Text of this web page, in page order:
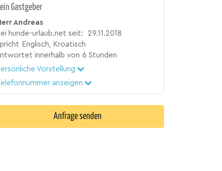
Gastgeber
Andreas
hunde-urlaub.net seit:
29.11.2018
Englisch, Kroatisch
innerhalb von 6 Stunden
Vorstellung
anzeigen
Anfrage senden